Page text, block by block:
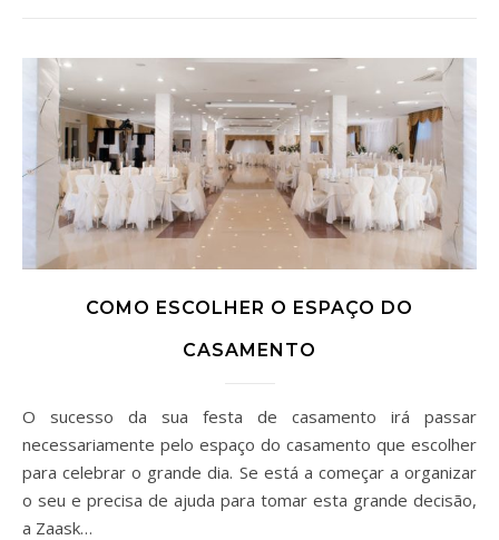
COMO ESCOLHER O ESPAÇO DO
CASAMENTO
O sucesso da sua festa de casamento irá passar
necessariamente pelo espaço do casamento que escolher
para celebrar o grande dia. Se está a começar a organizar
o seu e precisa de ajuda para tomar esta grande decisão,
a Zaask…